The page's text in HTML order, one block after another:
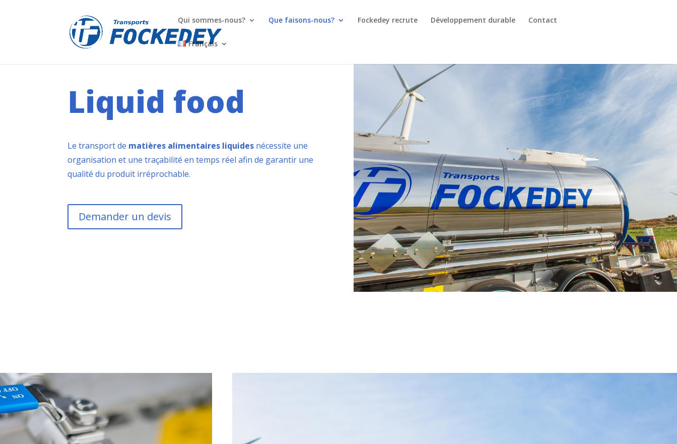
Qui sommes-nous? Que faisons-nous? Fockedey recrute Développement durable Contact
Français
Liquid food
Le transport de matières alimentaires liquides nécessite une
organisation et une traçabilité en temps réel afin de garantir une
qualité du produit irréprochable.
Demander un devis